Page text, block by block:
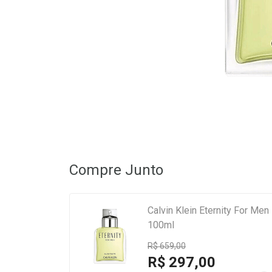
Compre Junto
Calvin Klein Eternity For
100ml
R$ 659,00
R$ 297,00